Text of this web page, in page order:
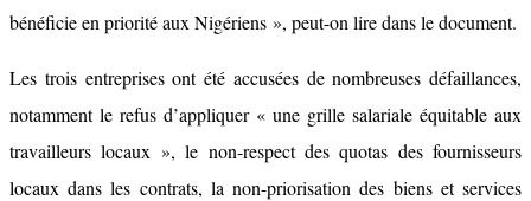
bénéficie en priorité aux Nigériens », peut-on lire dans le document.
Les trois entreprises ont été accusées de nombreuses défaillances,
notamment le refus d’appliquer « une grille salariale équitable aux
travailleurs locaux », le non-respect des quotas des fournisseurs
locaux dans les contrats, la non-priorisation des biens et services